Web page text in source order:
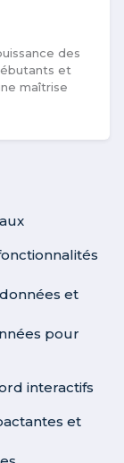
des
et
maîtrise
et
pour
interactifs
et